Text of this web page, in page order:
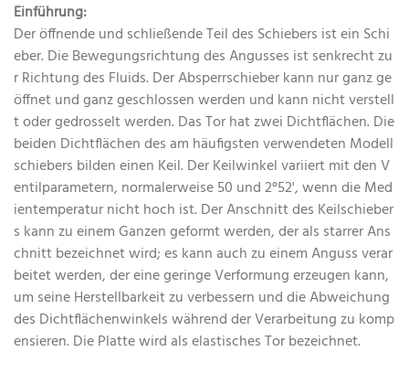
Einführung:
Der öffnende und schließende Teil des Schiebers ist ein Schi
eber. Die Bewegungsrichtung des Angusses ist senkrecht zu
r Richtung des Fluids. Der Absperrschieber kann nur ganz ge
öffnet und ganz geschlossen werden und kann nicht verstell
t oder gedrosselt werden. Das Tor hat zwei Dichtflächen. Die
beiden Dichtflächen des am häufigsten verwendeten Modell
schiebers bilden einen Keil. Der Keilwinkel variiert mit den V
entilparametern, normalerweise 50 und 2°52', wenn die Med
ientemperatur nicht hoch ist. Der Anschnitt des Keilschieber
s kann zu einem Ganzen geformt werden, der als starrer Ans
chnitt bezeichnet wird; es kann auch zu einem Anguss verar
beitet werden, der eine geringe Verformung erzeugen kann,
um seine Herstellbarkeit zu verbessern und die Abweichung
des Dichtflächenwinkels während der Verarbeitung zu komp
ensieren. Die Platte wird als elastisches Tor bezeichnet.